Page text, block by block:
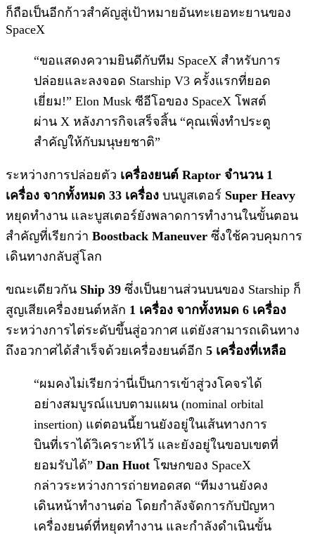
ก็ถือเป็นอีกก้าวสำคัญสู่เป้าหมายอันทะเยอทะยานของ
SpaceX
“ขอแสดงความยินดีกับทีม SpaceX สำหรับการ
ปล่อยและลงจอด Starship V3 ครั้งแรกที่ยอด
เยี่ยม!” Elon Musk ซีอีโอของ SpaceX โพสต์
ผ่าน X หลังภารกิจเสร็จสิ้น “คุณเพิ่งทำประตู
สำคัญให้กับมนุษยชาติ”
ระหว่างการปล่อยตัว เครื่องยนต์ Raptor จำนวน 1
เครื่อง จากทั้งหมด 33 เครื่อง บนบูสเตอร์ Super Heavy
หยุดทำงาน และบูสเตอร์ยังพลาดการทำงานในขั้นตอน
สำคัญที่เรียกว่า Boostback Maneuver ซึ่งใช้ควบคุมการ
เดินทางกลับสู่โลก
ขณะเดียวกัน Ship 39 ซึ่งเป็นยานส่วนบนของ Starship ก็
สูญเสียเครื่องยนต์หลัก 1 เครื่อง จากทั้งหมด 6 เครื่อง
ระหว่างการไต่ระดับขึ้นสู่อวกาศ แต่ยังสามารถเดินทาง
ถึงอวกาศได้สำเร็จด้วยเครื่องยนต์อีก 5 เครื่องที่เหลือ
“ผมคงไม่เรียกว่านี่เป็นการเข้าสู่วงโคจรได้
อย่างสมบูรณ์แบบตามแผน (nominal orbital
insertion) แต่ตอนนี้ยานยังอยู่ในเส้นทางการ
บินที่เราได้วิเคราะห์ไว้ และยังอยู่ในขอบเขตที่
ยอมรับได้” Dan Huot โฆษกของ SpaceX
กล่าวระหว่างการถ่ายทอดสด “ทีมงานยังคง
เดินหน้าทำงานต่อ โดยกำลังจัดการกับปัญหา
เครื่องยนต์ที่หยุดทำงาน และกำลังดำเนินขั้น